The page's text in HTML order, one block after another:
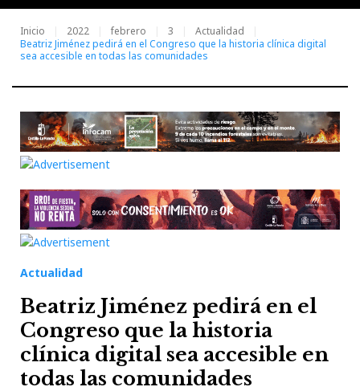
Inicio 2022 febrero 3
Actualidad
Beatriz Jiménez pedirá en el Congreso que la historia clínica digital
sea accesible en todas las comunidades
Actualidad
Beatriz Jiménez pedirá en el
Congreso que la historia
clínica digital sea accesible en
todas las comunidades